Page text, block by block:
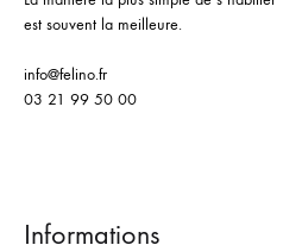
est souvent la meilleure.
info@felino.fr
03 21 99 50 00
Informations